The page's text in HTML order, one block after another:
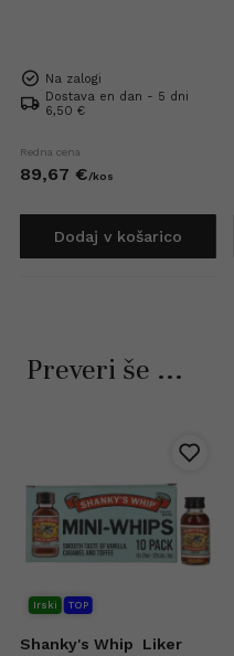
Na zalogi
Dostava en dan - 5 dni
6,50 €
Redna cena
89,67 €/kos
Dodaj v košarico
Preveri še ...
Irski TOP
Shanky's Whip
Liker